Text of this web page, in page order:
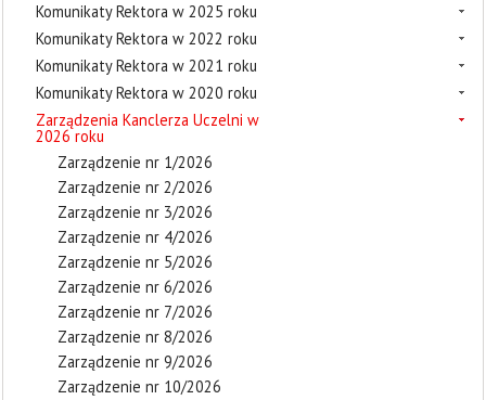
Komunikaty Rektora w 2025 roku
Komunikaty Rektora w 2022 roku
Komunikaty Rektora w 2021 roku
Komunikaty Rektora w 2020 roku
Zarządzenia Kanclerza Uczelni w
2026 roku
Zarządzenie nr 1/2026
Zarządzenie nr 2/2026
Zarządzenie nr 3/2026
Zarządzenie nr 4/2026
Zarządzenie nr 5/2026
Zarządzenie nr 6/2026
Zarządzenie nr 7/2026
Zarządzenie nr 8/2026
Zarządzenie nr 9/2026
Zarządzenie nr 10/2026